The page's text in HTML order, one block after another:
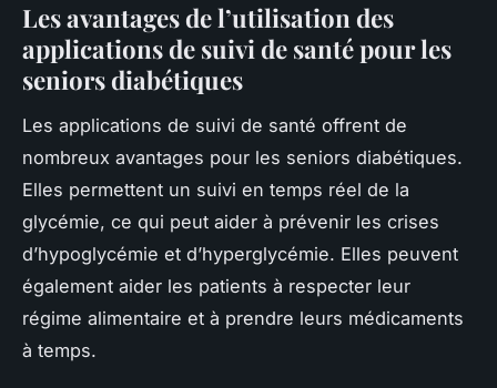
Les avantages de l’utilisation des
applications de suivi de santé pour les
seniors diabétiques
Les applications de suivi de santé offrent de
nombreux avantages pour les seniors diabétiques.
Elles permettent un suivi en temps réel de la
glycémie, ce qui peut aider à prévenir les crises
d’hypoglycémie et d’hyperglycémie. Elles peuvent
également aider les patients à respecter leur
régime alimentaire et à prendre leurs médicaments
à temps.